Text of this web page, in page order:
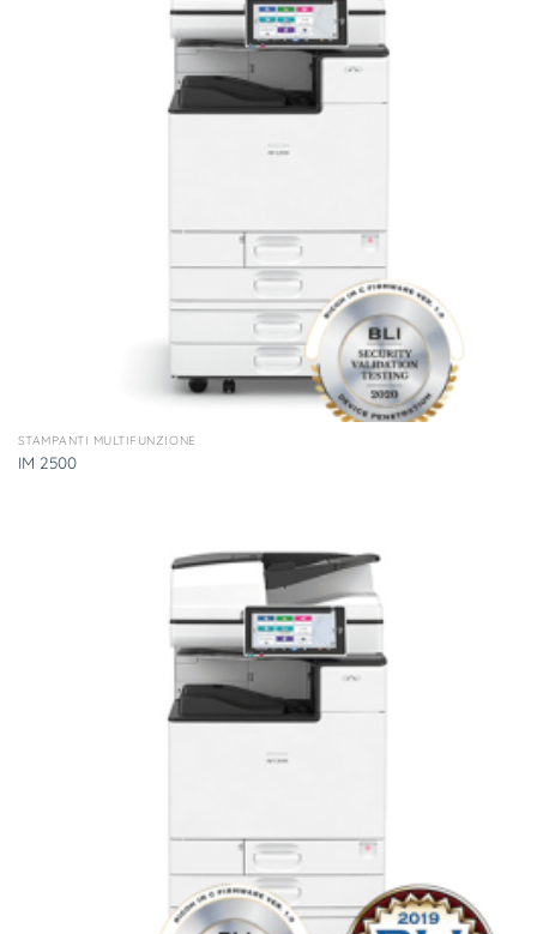
STAMPANTI MULTIFUNZIONE
IM 2500